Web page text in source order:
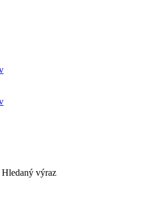
Hledaný výraz